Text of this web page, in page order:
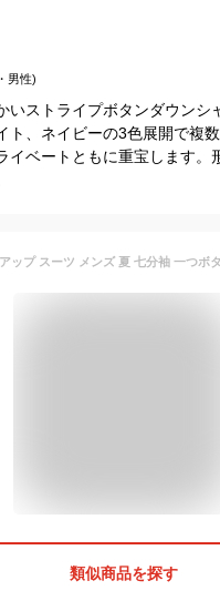
男性)
いストライプボタンダウンシ
ト、ネイビーの3色展開で複
イベートともに重宝します。
類似商品を探す